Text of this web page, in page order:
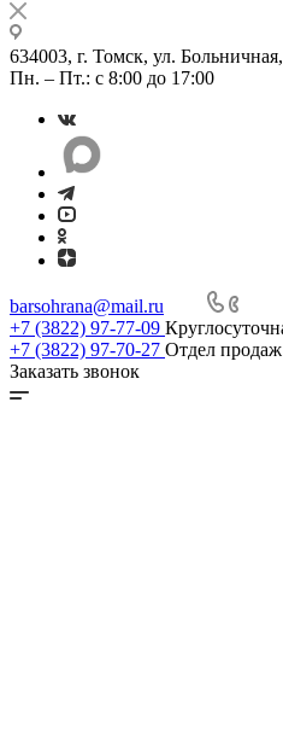
634003, г. Томск, ул.
Пн. – Пт.: с 8:00 до 17:00
barsohrana@mail.ru
+7 (3822) 97-77-09
+7 (3822) 97-70-27 Отдел продаж
Заказать звонок